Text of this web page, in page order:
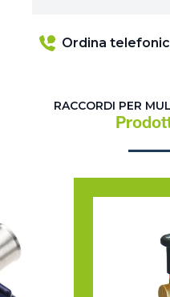
Ordina
RACCORDI PER